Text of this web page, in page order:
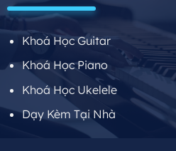
Khoá Học Guitar
Khoá Học Piano
Khoá Học Ukelele
Dạy Kèm Tại Nhà